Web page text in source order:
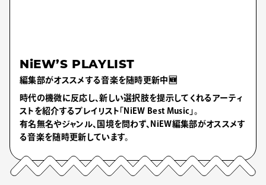
NiEW’S PLAYLIST
編集部がオススメする音楽を随時更新中🆕
時代の機微に反応し、新しい選択肢を提示してくれるアーティ
ストを紹介するプレイリスト「NiEW Best Music」。
有名無名やジャンル、国境を問わず、NiEW編集部がオススメす
る音楽を随時更新しています。